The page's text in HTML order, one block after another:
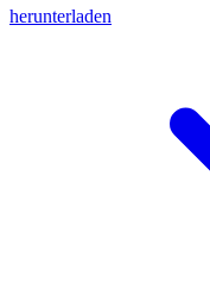
herunterladen